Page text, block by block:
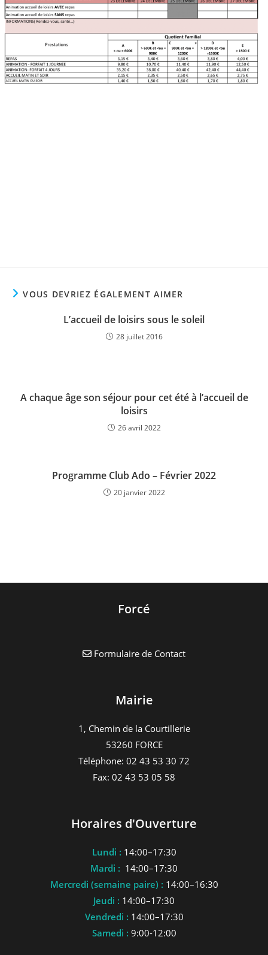
VOUS DEVRIEZ ÉGALEMENT AIMER
L’accueil de loisirs sous le soleil
28 juillet 2016
A chaque âge son séjour pour cet été à l’accueil de
loisirs
26 avril 2022
Programme Club Ado – Février 2022
20 janvier 2022
Forcé
Formulaire de Contact
Mairie
1, Chemin de la Courtillerie
53260 FORCE
Téléphone: 02 43 53 30 72
Fax: 02 43 53 05 58
Horaires d'Ouverture
Lundi : 14:00–17:30
Mardi : 14:00–17:30
Mercredi (semaine paire) : 14:00–16:30
Jeudi : 14:00–17:30
Vendredi : 14:00–17:30
Samedi : 9:00-12:00